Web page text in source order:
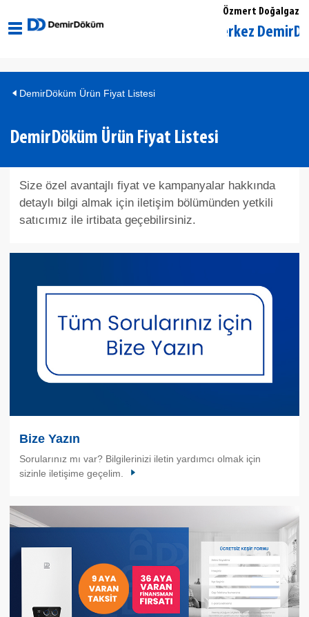
Özmert Doğalgaz
Düzce Merkez
DemirDöküm Ürün Fiyat Listesi
DemirDöküm Ürün Fiyat Listesi
Size özel avantajlı fiyat ve kampanyalar hakkında
detaylı bilgi almak için iletişim bölümünden yetkili
satıcımız ile irtibata geçebilirsiniz.
Bize Yazın
Sorularınız mı var? Bilgilerinizi iletin yardımcı olmak için
sizinle iletişime geçelim.